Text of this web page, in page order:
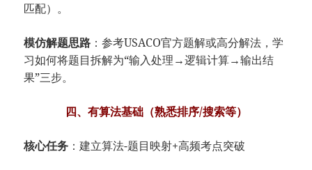
匹配）。
​模仿解题思路​ ​：参考USACO官方题解或高分解法，学
习如何将题目拆解为“输入处理→逻辑计算→输出结
果”三步。
​四、有算法基础（熟悉排序/搜索等）​
​核心任务​ ​：建立算法-题目映射+高频考点突破